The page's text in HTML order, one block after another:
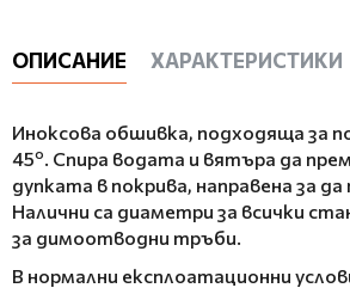
ОПИСАНИЕ ХАРАКТЕРИСТИКИ
Иноксова обшивка, подходяща за
45o. Спира водата и вятъра да
дупката в покрива, направена за
Налични са диаметри за всички
за димоотводни тръби.
В нормални експлоатационни